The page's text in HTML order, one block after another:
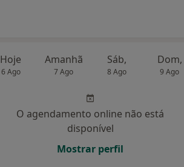
Hoje
6 Ago
Amanhã
7 Ago
Sáb,
8 Ago
Dom,
9 Ago
O agendamento online não está
disponível
Mostrar perfil